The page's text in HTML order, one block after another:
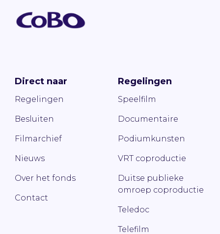
Direct naar
Regelingen
Besluiten
Filmarchief
Nieuws
Over het fonds
Contact
Regelingen
Speelfilm
Documentaire
Podiumkunsten
VRT coproductie
Duitse publieke
omroep coproductie
Teledoc
Telefilm